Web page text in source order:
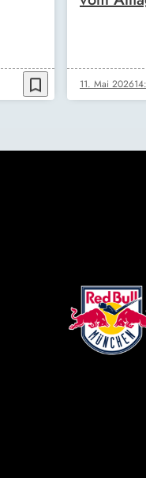
bookmark_border 11. Mai 2026